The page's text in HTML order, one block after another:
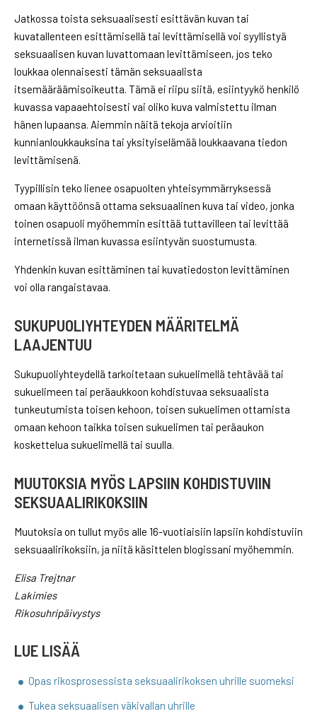
Jatkossa toista seksuaalisesti esittävän kuvan tai
kuvatallenteen esittämisellä tai levittämisellä voi syyllistyä
seksuaalisen kuvan luvattomaan levittämiseen, jos teko
loukkaa olennaisesti tämän seksuaalista
itsemääräämisoikeutta. Tämä ei riipu siitä, esiintyykö henkilö
kuvassa vapaaehtoisesti vai oliko kuva valmistettu ilman
hänen lupaansa. Aiemmin näitä tekoja arvioitiin
kunnianloukkauksina tai yksityiselämää loukkaavana tiedon
levittämisenä.
Tyypillisin teko lienee osapuolten yhteisymmärryksessä
omaan käyttöönsä ottama seksuaalinen kuva tai video, jonka
toinen osapuoli myöhemmin esittää tuttavilleen tai levittää
internetissä ilman kuvassa esiintyvän suostumusta.
Yhdenkin kuvan esittäminen tai kuvatiedoston levittäminen
voi olla rangaistavaa.
SUKUPUOLIYHTEYDEN MÄÄRITELMÄ
LAAJENTUU
Sukupuoliyhteydellä tarkoitetaan sukuelimellä tehtävää tai
sukuelimeen tai peräaukkoon kohdistuvaa seksuaalista
tunkeutumista toisen kehoon, toisen sukuelimen ottamista
omaan kehoon taikka toisen sukuelimen tai peräaukon
koskettelua sukuelimellä tai suulla.
MUUTOKSIA MYÖS LAPSIIN KOHDISTUVIIN
SEKSUAALIRIKOKSIIN
Muutoksia on tullut myös alle 16-vuotiaisiin lapsiin kohdistuviin
seksuaalirikoksiin, ja niitä käsittelen blogissani myöhemmin.
Elisa Trejtnar
Lakimies
Rikosuhripäivystys
LUE LISÄÄ
Opas rikosprosessista seksuaalirikoksen uhrille suomeksi
Tukea seksuaalisen väkivallan uhrille